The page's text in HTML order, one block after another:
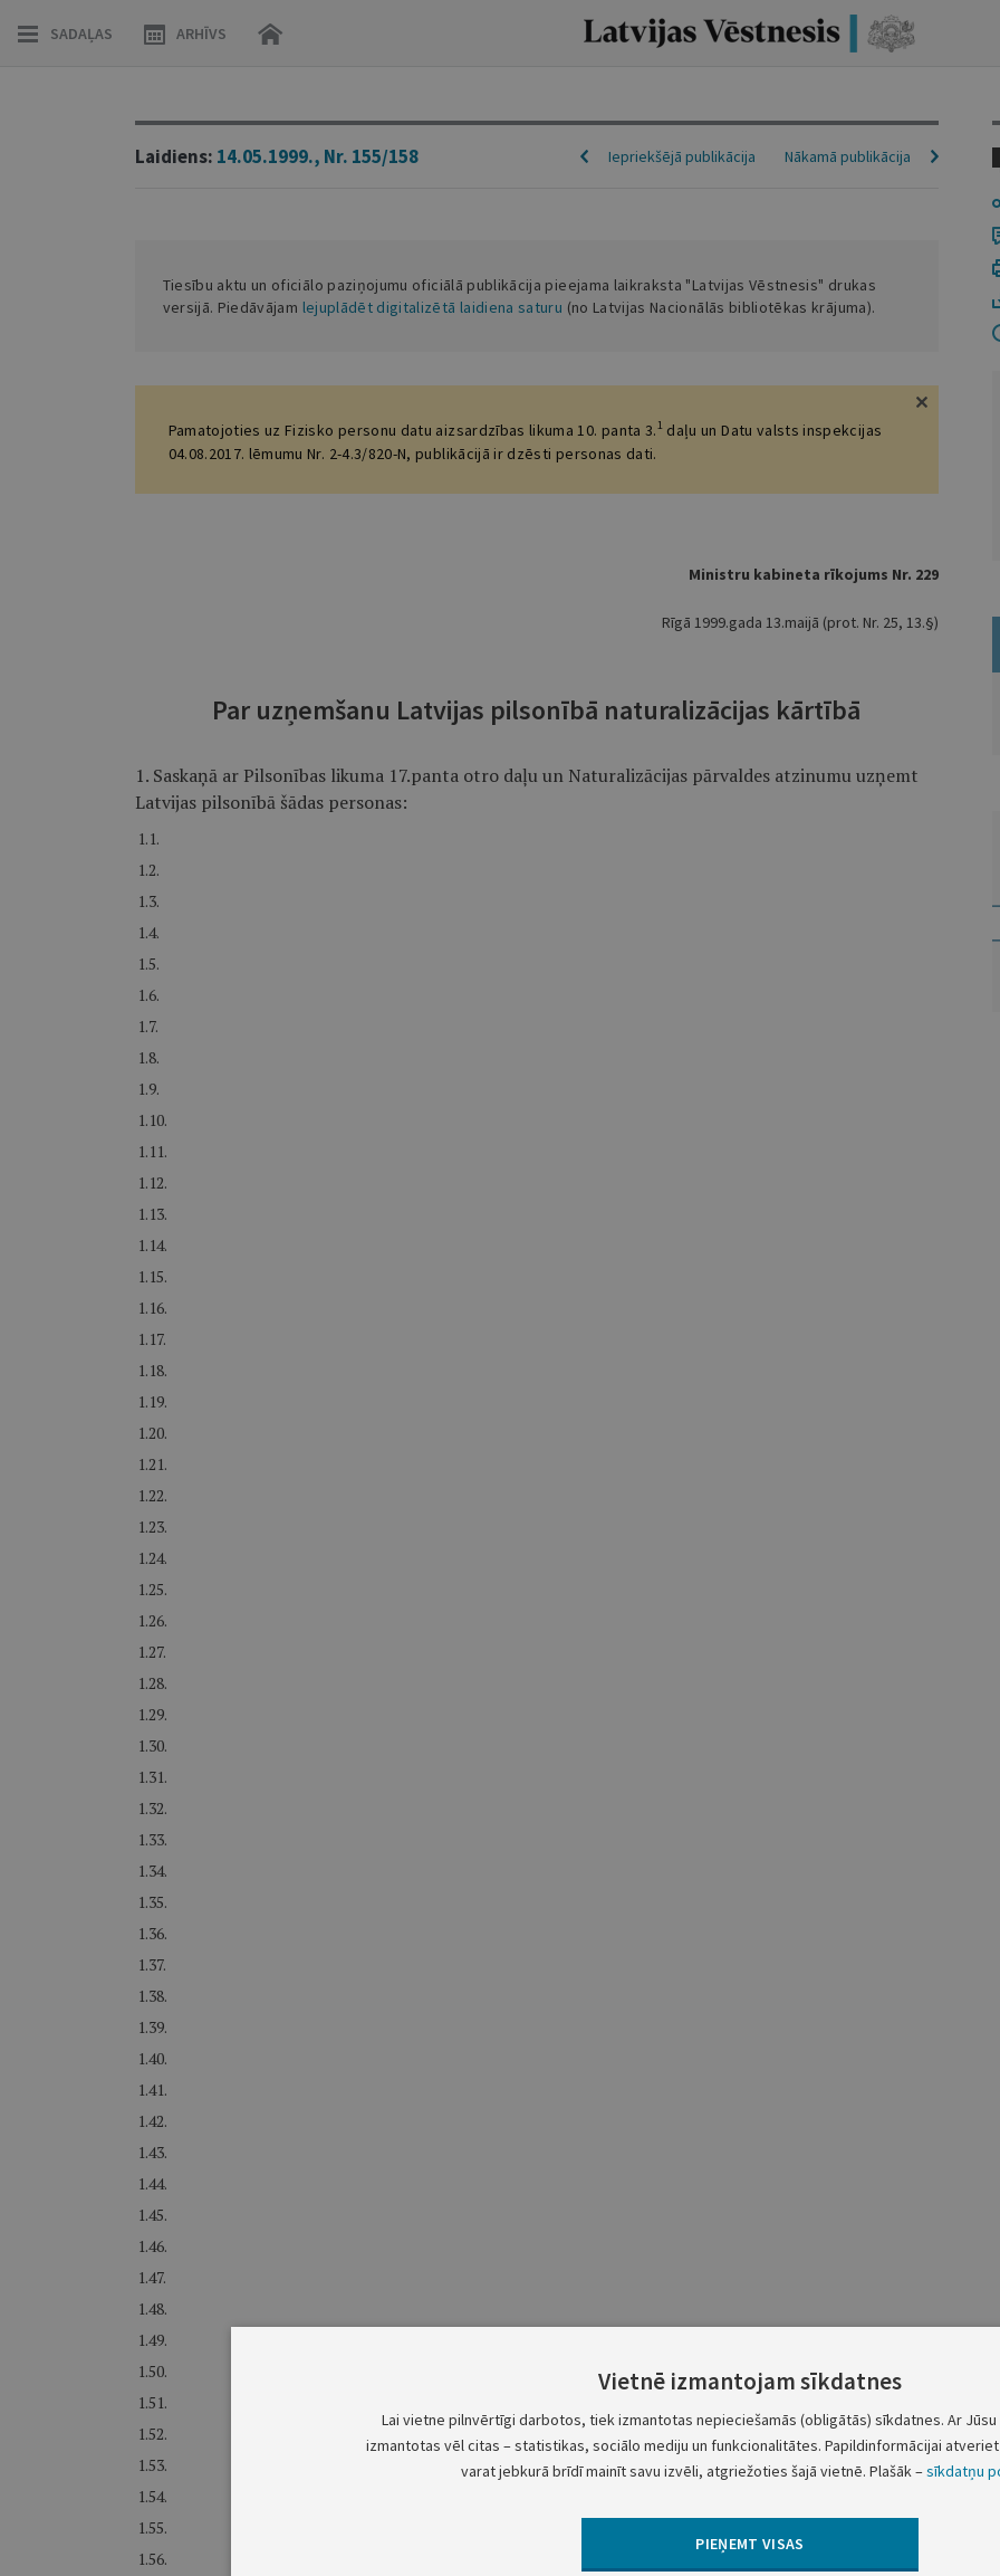
SADAĻAS ARHĪVS
Laidiens: 14.05.1999., Nr. 155/158 Nākamā publikācija
Iepriekšējā publikācija
Tiesību aktu un oficiālo paziņojumu oficiālā publikācija pieejama laikraksta "Latvijas Vēstnesis" drukas
versijā. Piedāvājam lejuplādēt digitalizētā laidiena saturu (no Latvijas Nacionālās bibliotēkas krājuma).
Pamatojoties uz Fizisko personu datu aizsardzības likuma 10. panta 3.1 daļu un Datu valsts inspekcijas
04.08.2017. lēmumu Nr. 2-4.3/820-N, publikācijā ir dzēsti personas dati.
Ministru kabineta rīkojums Nr. 229
Rīgā 1999.gada 13.maijā (prot. Nr. 25, 13.§)
Par uzņemšanu Latvijas pilsonībā naturalizācijas kārtībā
1. Saskaņā ar Pilsonības likuma 17.panta otro daļu un Naturalizācijas pārvaldes atzinumu uzņemt
Latvijas pilsonībā šādas personas:
1.1.
1.2.
1.3.
1.4.
1.5.
1.6.
1.7.
1.8.
1.9.
1.10.
1.11.
1.12.
1.13.
1.14.
1.15.
1.16.
1.17.
1.18.
1.19.
1.20.
1.21.
1.22.
1.23.
1.24.
1.25.
1.26.
1.27.
1.28.
1.29.
1.30.
1.31.
1.32.
1.33.
1.34.
1.35.
1.36.
1.37.
1.38.
1.39.
1.40.
1.41.
1.42.
1.43.
1.44.
1.45.
1.46.
1.47.
1.48.
1.49.
1.50.
1.51.
1.52.
1.53.
1.54.
1.55.
1.56.
Vietnē izmantojam sīkdatnes
Lai vietne pilnvērtīgi darbotos, tiek izmantotas nepieciešamās (obligātās) sīkdatnes. Ar
izmantotas vēl citas – statistikas, sociālo mediju un funkcionalitātes. Papildinformācijai
varat jebkurā brīdī mainīt savu izvēli, atgriežoties šajā vietnē. Plašāk –sīkdatņu
PIEŅEMT VISAS